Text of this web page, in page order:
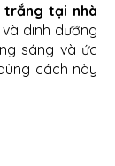
trắng tại nhà
dinh dưỡng
sáng và ức
cách này